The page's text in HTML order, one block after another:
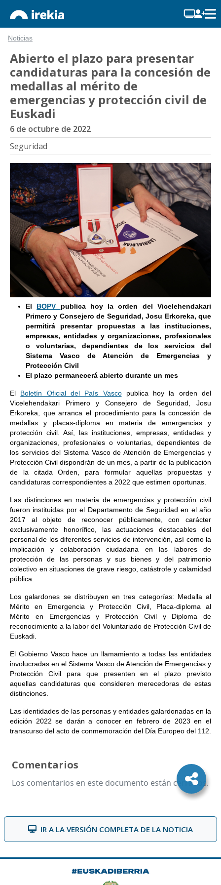
Noticias
Abierto el plazo para presentar
candidaturas para la concesión de
medallas al mérito de
emergencias y protección civil de
Euskadi
6 de octubre de 2022
Seguridad
El BOPV publica hoy la orden del Vicelehendakari
Primero y Consejero de Seguridad, Josu Erkoreka, que
permitirá presentar propuestas a las instituciones,
empresas, entidades y organizaciones, profesionales
o voluntarias, dependientes de los servicios del
Sistema Vasco de Atención de Emergencias y
Protección Civil
El plazo permanecerá abierto durante un mes
El Boletín Oficial del País Vascopublica hoy la orden del
Vicelehendakari Primero y Consejero de Seguridad, Josu
Erkoreka, que arranca el procedimiento para la concesión de
medallas y placas-diploma en materia de emergencias y
protección civil. Así, las instituciones, empresas, entidades y
organizaciones, profesionales o voluntarias, dependientes de
los servicios del Sistema Vasco de Atención de Emergencias y
Protección Civil dispondrán de un mes, a partir de la publicación
de la citada Orden, para formular aquellas propuestas y
candidaturas correspondientes a 2022 que estimen oportunas.
Las distinciones en materia de emergencias y protección civil
fueron instituidas por el Departamento de Seguridad en el año
2017 al objeto de reconocer públicamente, con carácter
exclusivamente honorífico, las actuaciones destacables del
personal de los diferentes servicios de intervención, así como la
implicación y colaboración ciudadana en las labores de
protección de las personas y sus bienes y del patrimonio
colectivo en situaciones de grave riesgo, catástrofe y calamidad
pública.
Los galardones se distribuyen en tres categorías: Medalla al
Mérito en Emergencia y Protección Civil, Placa-diploma al
Mérito en Emergencias y Protección Civil y Diploma de
reconocimiento a la labor del Voluntariado de Protección Civil de
Euskadi.
El Gobierno Vasco hace un llamamiento a todas las entidades
involucradas en el Sistema Vasco de Atención de Emergencias y
Protección Civil para que presenten en el plazo previsto
aquellas candidaturas que consideren merecedoras de estas
distinciones.
Las identidades de las personas y entidades galardonadas en la
edición 2022 se darán a conocer en febrero de 2023 en el
transcurso del acto de conmemoración del Día Europeo del 112.
Comentarios
Los comentarios en este documento están cerrados.
IR A LA VERSIÓN COMPLETA DE LA NOTICIA